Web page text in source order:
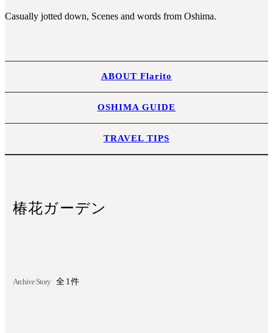
Casually jotted down, Scenes and words from Oshima.
ABOUT Flarito
OSHIMA GUIDE
TRAVEL TIPS
椿花ガーデン
Archive Story 全1件